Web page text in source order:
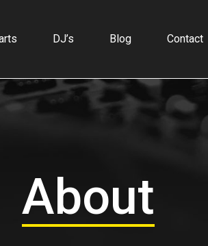
DJ’s Blog Contact
About